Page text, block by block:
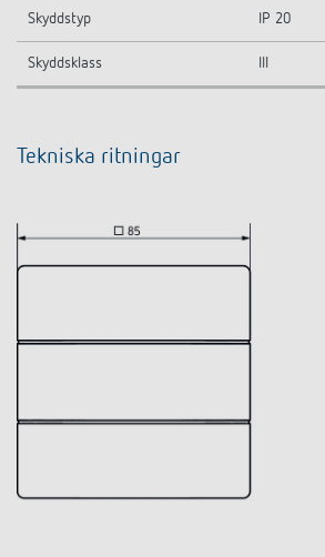
Skyddstyp IP 20
Skyddsklass
Tekniska ritningar